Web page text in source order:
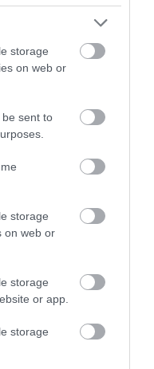
storage
on web or
sent to
storage
on web or
storage
or app.
storage